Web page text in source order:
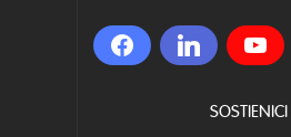
SOSTIENICI